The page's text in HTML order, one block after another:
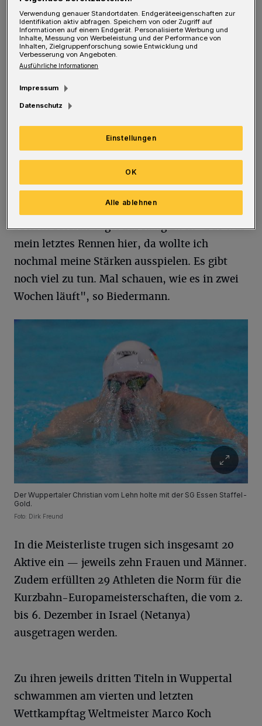
Insgesamt wurden in Wuppertal zwei
Deutsche Rekorde aufgestellt. Zu Beginn der
Titelkämpfe hatte Marco Koch (Darmstadt)
über 400 m Lagen in 4:01,87 Minuten eine
neue Bestmarke aufgestellt, am Samstag
verbesserte Florian Vogel (München) den
Biedermann (Halle/Saale) über 800 m Freistil
Biedermann selbst schwamm am
Abschlusstag zu seinem 43. DM-Titel. In
3:38,95 Minuten verwies er über 400 m
Freistil Florian Vogel auf Rang zwei. "Das war
mein letztes Rennen hier, da wollte ich
nochmal meine Stärken ausspielen. Es gibt
noch viel zu tun. Mal schauen, wie es in zwei
Wochen läuft", so Biedermann.
Der Wuppertaler Christian vom Lehn holte mit der SG Essen Staffel-
Gold.
Foto: Dirk Freund
In die Meisterliste trugen sich insgesamt 20
Aktive ein — jeweils zehn Frauen und Männer.
Zudem erfüllten 29 Athleten die Norm für die
Kurzbahn-Europameisterschaften, die vom 2.
bis 6. Dezember in Israel (Netanya)
ausgetragen werden.
Zu ihren jeweils dritten Titeln in Wuppertal
schwammen am vierten und letzten
Wettkampftag Weltmeister Marco Koch
Verwendung genauer Standortdaten. Endgeräteeigenschaften zur
Identifikation aktiv abfragen. Speichern von oder Zugriff auf
Informationen auf einem Endgerät. Personalisierte Werbung und
Inhalte, Messung von Werbeleistung und der Performance von
Inhalten, Zielgruppenforschung sowie Entwicklung und
Verbesserung von Angeboten.
Ausführliche Informationen
Impressum
Datenschutz
Einstellungen
Alle ablehnen
OK